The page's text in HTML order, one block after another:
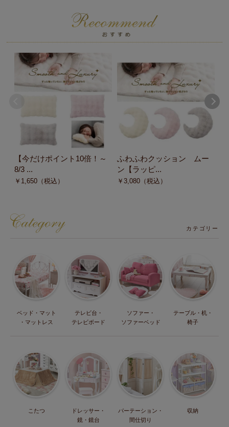
【今だけポイント10倍！～
8/3 ...
￥ 1,650 （税込）
ふわふわクッション ムー
ン【ラッピ...
￥3,080 （税込）
カテゴリー
ベッド・マット
・マットレス
テレビ台・
テレビボード
ソファー・
ソファーベッド
テーブル・机・
椅子
こたつ
ドレッサー・
鏡・鏡台
パーテーション・
間仕切り
収納